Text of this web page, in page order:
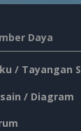
Daya
/ Tayangan
/ Diagram